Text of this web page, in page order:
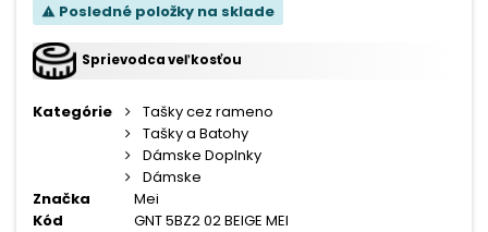
warning Posledné položky na sklade
Sprievodca veľkosťou
Kategórie
Tašky cez rameno
Tašky a Batohy
Dámske Doplnky
Dámske
Značka
Mei
Kód
GNT 5BZ2 02 BEIGE MEI